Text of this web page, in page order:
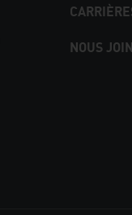
NOUS